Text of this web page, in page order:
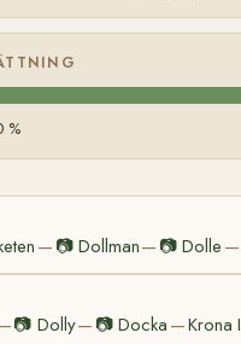
%
— 📷 Dollman— 📷 Dolle —
📷 Dolly— 📷Docka —Krona